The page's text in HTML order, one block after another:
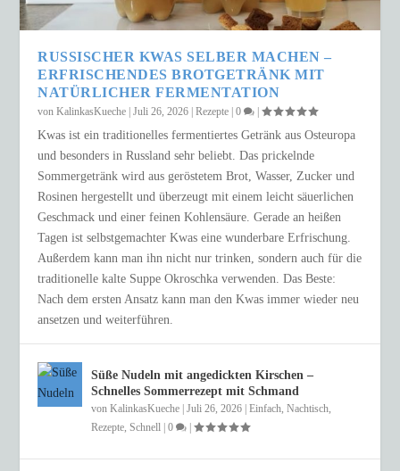
RUSSISCHER KWAS SELBER MACHEN –
ERFRISCHENDES BROTGETRÄNK MIT
NATÜRLICHER FERMENTATION
vonKalinkasKueche |Juli 26, 2026 |Rezepte |0 |
Kwas ist ein traditionelles fermentiertes Getränk aus Osteuropa
und besonders in Russland sehr beliebt. Das prickelnde
Sommergetränk wird aus geröstetem Brot, Wasser, Zucker und
Rosinen hergestellt und überzeugt mit einem leicht säuerlichen
Geschmack und einer feinen Kohlensäure. Gerade an heißen
Tagen ist selbstgemachter Kwas eine wunderbare Erfrischung.
Außerdem kann man ihn nicht nur trinken, sondern auch für die
traditionelle kalte Suppe Okroschka verwenden. Das Beste:
Nach dem ersten Ansatz kann man den Kwas immer wieder neu
ansetzen und weiterführen.
Süße Nudeln mit angedickten Kirschen –
Schnelles Sommerrezept mit Schmand
vonKalinkasKueche |Juli 26, 2026 |Einfach ,Nachtisch
Rezepte ,Schnell |0 |